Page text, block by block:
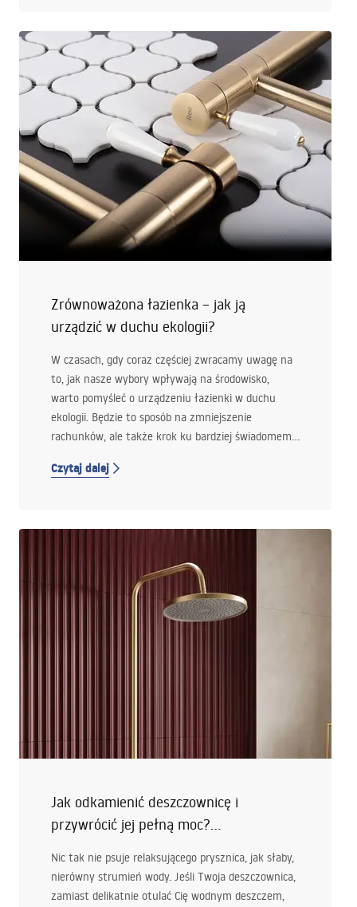
Zrównoważona łazienka – jak ją
urządzić w duchu ekologii?
W czasach, gdy coraz częściej zwracamy uwagę na
to, jak nasze wybory wpływają na środowisko,
warto pomyśleć o urządzeniu łazienki w duchu
ekologii. Będzie to sposób na zmniejszenie
rachunków, ale także krok ku bardziej świadomemu
przyjazna naturze i jednocześnie funkcjonalna?
Czytaj dalej
Jak odkamienić deszczownicę i
przywrócić jej pełną moc?
Nic tak nie psuje relaksującego prysznica, jak słaby,
nierówny strumień wody. Jeśli Twoja deszczownica,
zamiast delikatnie otulać Cię wodnym deszczem,